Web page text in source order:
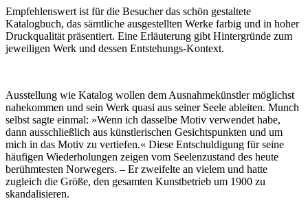
Empfehlenswert ist für die Besucher das schön gestaltete
Katalogbuch, das sämtliche ausgestellten Werke farbig und in hoher
Druckqualität präsentiert. Eine Erläuterung gibt Hintergründe zum
jeweiligen Werk und dessen Entstehungs-Kontext.
Ausstellung wie Katalog wollen dem Ausnahmekünstler möglichst
nahekommen und sein Werk quasi aus seiner Seele ableiten. Munch
selbst sagte einmal: »Wenn ich dasselbe Motiv verwendet habe,
dann ausschließlich aus künstlerischen Gesichtspunkten und um
mich in das Motiv zu vertiefen.« Diese Entschuldigung für seine
häufigen Wiederholungen zeigen vom Seelenzustand des heute
berühmtesten Norwegers. – Er zweifelte an vielem und hatte
zugleich die Größe, den gesamten Kunstbetrieb um 1900 zu
skandalisieren.